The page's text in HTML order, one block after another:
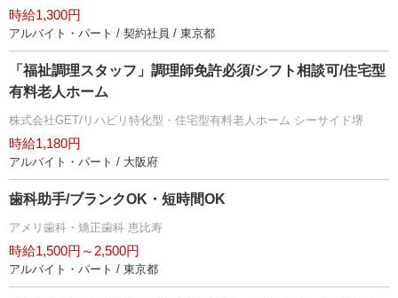
時給1,300円
アルバイト・パート / 契約社員 / 東京都
「福祉調理スタッフ」調理師免許必須/シフト相談可/住宅型
有料老人ホーム
株式会社GET/リハビリ特化型・住宅型有料老人ホーム シーサイド堺
時給1,180円
アルバイト・パート / 大阪府
歯科助手/ブランクOK・短時間OK
アメリ歯科・矯正歯科 恵比寿
時給1,500円～2,500円
アルバイト・パート / 東京都